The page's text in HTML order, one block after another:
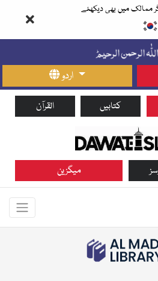
ممالک میں بھی دیکھئے
اردو
القرآن کتابیں
میگزین